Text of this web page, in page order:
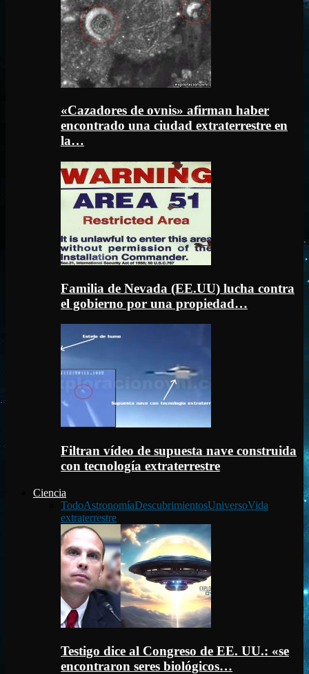
«Cazadores de ovnis» afirman haber
encontrado una ciudad extraterrestre en
la…
Familia de Nevada (EE.UU) lucha contra
el gobierno por una propiedad…
Filtran vídeo de supuesta nave construida
con tecnología extraterrestre
Ciencia
TodoAstronomíaDescubrimientosUniversoVida
extraterrestre
Testigo dice al Congreso de EE. UU.: «se
encontraron seres biológicos…